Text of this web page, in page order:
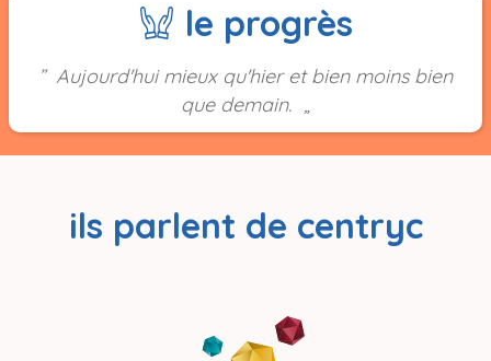
le progrès
Aujourd'hui mieux qu'hier et bien moins bien
que demain.
ils parlent de centryc